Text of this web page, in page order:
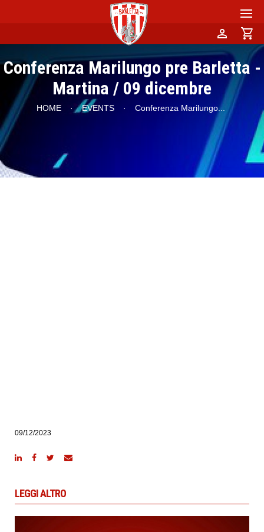
person shopping_cart
Conferenza Marilungo pre Barletta -
Martina / 09 dicembre
HOME · EVENTS · Conferenza Marilungo...
09/12/2023
LEGGI ALTRO